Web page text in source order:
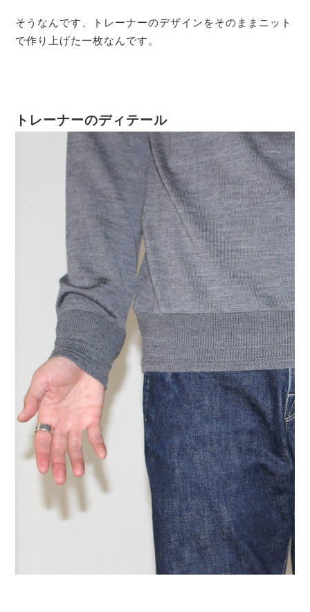
そうなんです、トレーナーのデザインをそのままニット
で作り上げた一枚なんです。
トレーナーのディテール